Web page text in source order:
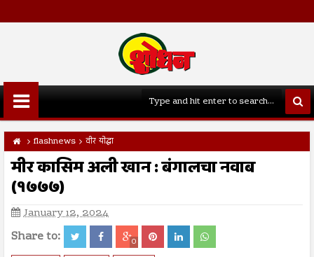
flashnews वीर योद्धा
मीर कासिम अली खान : बंगालचा नवाब
(१७७७)
January 12, 2024
Share to: 0